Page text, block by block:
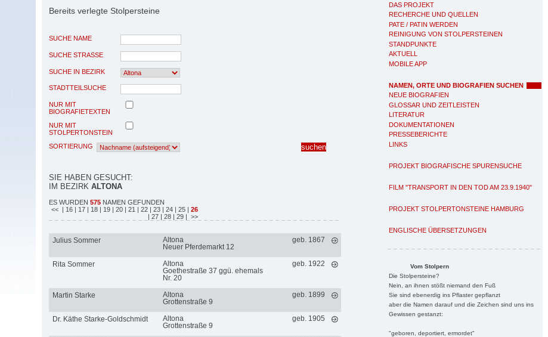
DAS PROJEKT
RECHERCHE UND QUELLEN
PATE / PATIN WERDEN
REINIGUNG VON STOLPERSTEINEN
STANDPUNKTE
AKTUELL
MOBILE APP
NAMEN, ORTE UND BIOGRAFIEN SUCHEN
NEUE BIOGRAFIEN
GLOSSAR UND ZEITLEISTEN
LITERATUR
DOKUMENTATIONEN
PRESSEBERICHTE
LINKS
PROJEKT BIOGRAFISCHE SPURENSUCHE
FILM "TRANSPORT IN DEN TOD AM 23.9.1940"
PROJEKT STOLPERTONSTEINE HAMBURG
ENGLISCHE ÜBERSETZUNGEN
Vom Stolpern
Die Stolpersteine?
Nein, an ihnen stößt niemand den Fuß
Sie sind ebenerdig ins Pflaster gepflanzt
aber die Namen darauf und die Zeichen sind uns ins
Gewissen gestanzt:
"geboren, deportiert, ermordet"
Bereits verlegte Stolpersteine
SUCHE NAME
SUCHE STRASSE
SUCHE IN BEZIRK
STADTTEILSUCHE
NUR MIT
BIOGRAFIETEXTEN
NUR MIT
STOLPERTONSTEIN
SORTIERUNG
SIE HABEN GESUCHT:
IM BEZIRK ALTONA
ES WURDEN 575 NAMEN GEFUNDEN
<< | 16 | 17 | 18 | 19 | 20 | 21 | 22 | 23 | 24 | 25 | 26
| 27 | 28 | 29 | >>
Julius Sommer
Altona
Neuer Pferdemarkt 12
geb. 1867
Rita Sommer
Altona
Goethestraße 37 ggü. ehemals
Nr. 20
geb. 1922
Martin Starke
Altona
Grottenstraße 9
geb. 1899
Dr. Käthe Starke-Goldschmidt
Altona
Grottenstraße 9
geb. 1905